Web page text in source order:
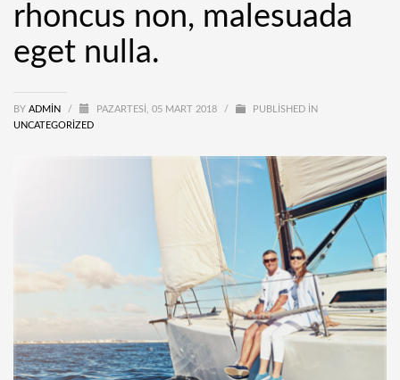
rhoncus non, malesuada
eget nulla.
BY ADMIN / PAZARTESI, 05 MART 2018 /
PUBLISHED IN
UNCATEGORIZED